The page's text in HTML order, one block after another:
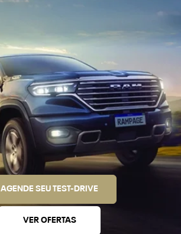
AGENDE SEU TEST-DRIVE
VER OFERTAS